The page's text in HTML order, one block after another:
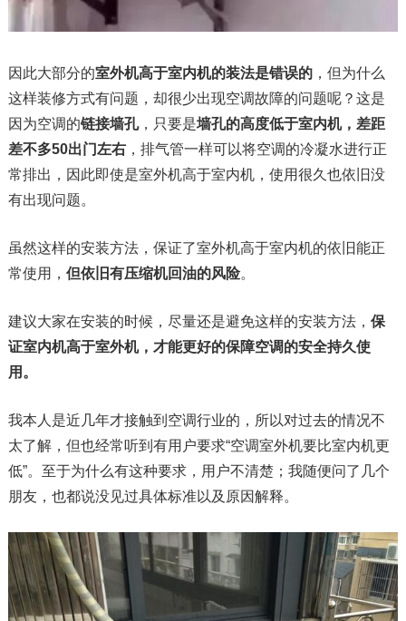
因此大部分的室外机高于室内机的装法是错误的，但为什么
这样装修方式有问题，却很少出现空调故障的问题呢？这是
因为空调的链接墙孔，只要是墙孔的高度低于室内机，差距
差不多50出门左右，排气管一样可以将空调的冷凝水进行正
常排出，因此即使是室外机高于室内机，使用很久也依旧没
有出现问题。
虽然这样的安装方法，保证了室外机高于室内机的依旧能正
常使用， 但依旧有压缩机回油的风险。
建议大家在安装的时候，尽量还是避免这样的安装方法， 保
证室内机高于室外机，才能更好的保障空调的安全持久使
用。
我本人是近几年才接触到空调行业的，所以对过去的情况不
太了解，但也经常听到有用户要求“空调室外机要比室内机更
低”。至于为什么有这种要求，用户不清楚；我随便问了几个
朋友，也都说没见过具体标准以及原因解释。